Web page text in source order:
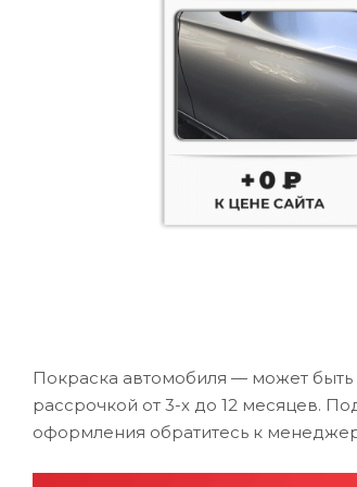
Покраска автомобиля — может быть
рассрочкой от 3-х до 12 месяцев.
оформления обратитесь к